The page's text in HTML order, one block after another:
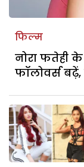
फिल्म
नोरा फतेही के
फॉलोवर्स